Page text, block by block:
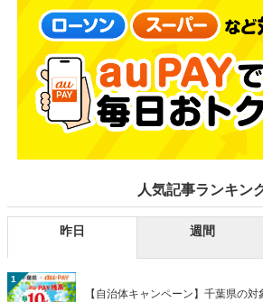
人気記事ランキン
昨日 週間
1
【自治体キャンペーン】千葉県の